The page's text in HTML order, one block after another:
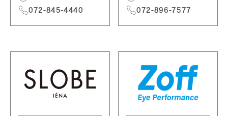
072-845-4440 072-896-7577